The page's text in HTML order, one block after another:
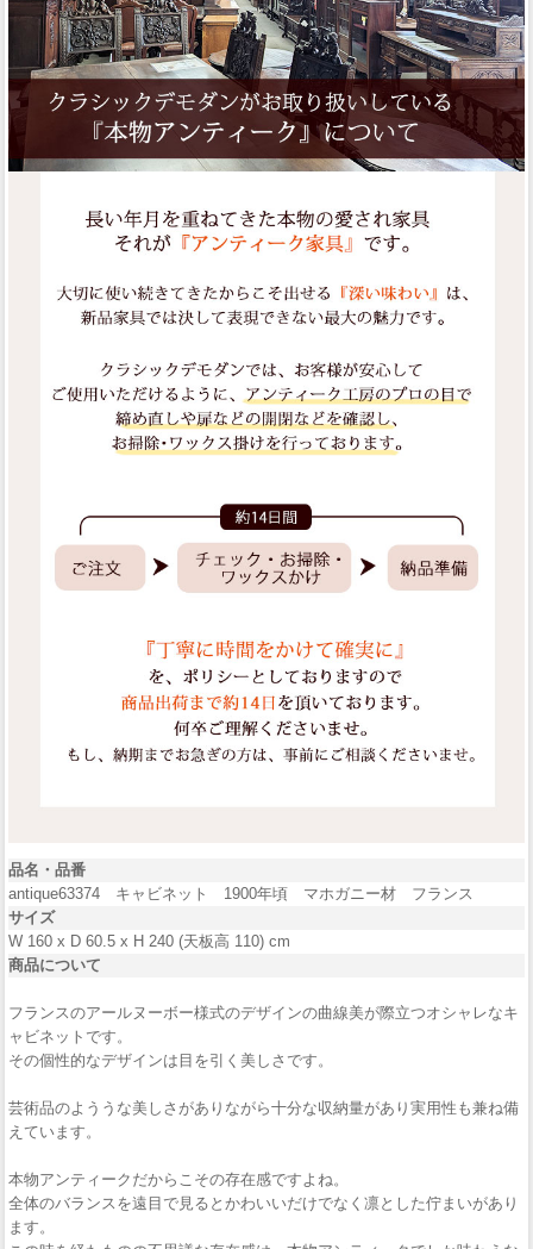
品名・品番
antique63374 キャビネット 1900年頃 マホガニー材 フランス
サイズ
W 160 x D 60.5 x H 240 (天板高 110) cm
商品について
フランスのアールヌーボー様式のデザインの曲線美が際立つオシャレなキ
ャビネットです。
その個性的なデザインは目を引く美しさです。
芸術品のよううな美しさがありながら十分な収納量があり実用性も兼ね備
えています。
本物アンティークだからこその存在感ですよね。
全体のバランスを遠目で見るとかわいいだけでなく凛とした佇まいがあり
ます。